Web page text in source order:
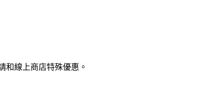
和線上商店特殊優惠。